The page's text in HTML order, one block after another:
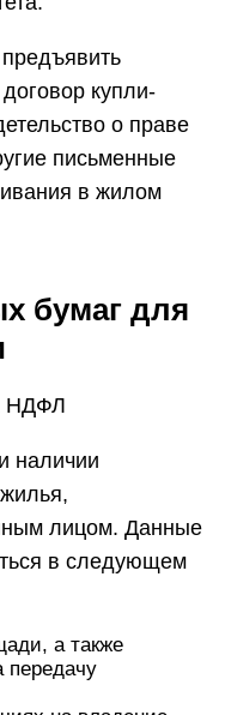
купли-
о праве
письменные
в жилом
бумаг для
НДФЛ
наличии
лицом. Данные
в следующем
а также
передачу